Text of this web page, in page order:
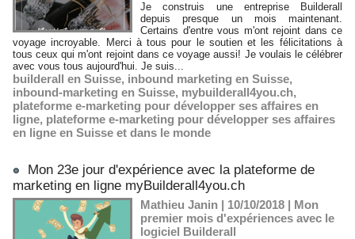
Je construis une entreprise Builderall
depuis presque un mois maintenant.
Certains d'entre vous m'ont rejoint dans ce
voyage incroyable. Merci à tous pour le soutien et les félicitations à
tous ceux qui m'ont rejoint dans ce voyage aussi! Je voulais le célébrer
avec vous tous aujourd'hui. Je suis...
builderall en Suisse, inbound marketing en Suisse,
inbound-marketing en Suisse, mybuilderall4you.ch,
plateforme e-marketing pour développer ses affaires en
ligne, plateforme e-marketing pour développer ses affaires
en ligne en Suisse et dans le monde
Mon 23e jour d'expérience avec la plateforme de
marketing en ligne myBuilderall4you.ch
Mathieu Janin | 10/10/2018 | Mon
premier mois d'expériences avec le
logiciel Builderall